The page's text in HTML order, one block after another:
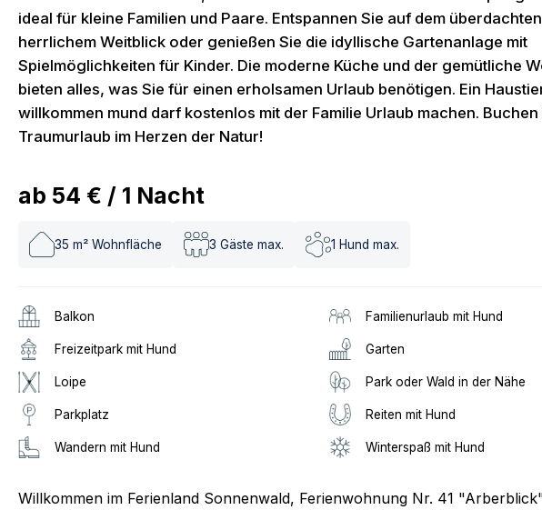
ideal für kleine Familien und Paare. Entspannen Sie auf dem
herrlichem Weitblick oder genießen Sie die idyllische Gartenanlage mit
Spielmöglichkeiten für Kinder. Die moderne Küche und der gemütliche
bieten alles, was Sie für einen erholsamen Urlaub benötigen. Ein
willkommen mund darf kostenlos mit der Familie Urlaub machen. Buchen
Traumurlaub im Herzen der Natur!
ab 54 € / 1 Nacht
35 m² Wohnfläche 3 Gäste max. 1 Hund max.
Balkon Familienurlaub mit Hund
Freizeitpark mit Hund Garten
Loipe Park oder Wald in der Nähe
Parkplatz Reiten mit Hund
Wandern mit Hund Winterspaß mit Hund
Willkommen im Ferienland Sonnenwald, Ferienwohnung Nr. 41